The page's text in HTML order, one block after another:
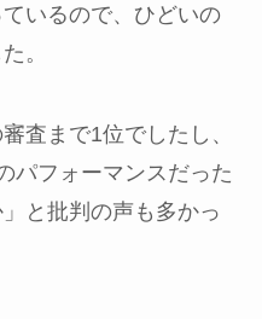
いるので、ひどいの
。
査まで1位でしたし、
パフォーマンスだった
と批判の声も多かっ